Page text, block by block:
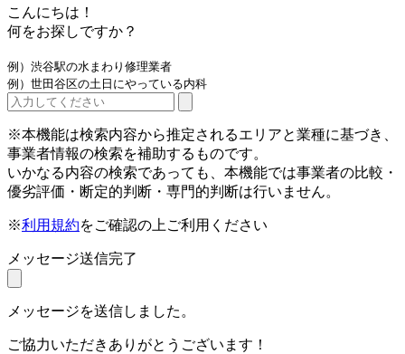
こんにちは！
何をお探しですか？
例）渋谷駅の水まわり修理業者
例）世田谷区の土日にやっている内科
※本機能は検索内容から推定されるエリアと業種に基づき、
事業者情報の検索を補助するものです。
いかなる内容の検索であっても、本機能では事業者の比較・
優劣評価・断定的判断・専門的判断は行いません。
※利用規約をご確認の上ご利用ください
メッセージ送信完了
メッセージを送信しました。
ご協力いただきありがとうございます！